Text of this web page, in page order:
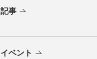
記事
イベント